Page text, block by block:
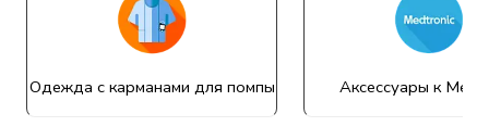
Одежда с карманами для помпы Аксессуары к